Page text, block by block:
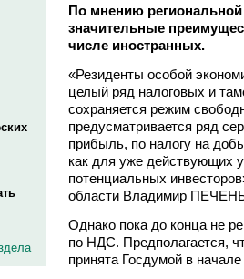
По мнению
значительные
числе иностранных.
«Резиденты особой
целый ряд налоговых и
сохраняется режим
предусматривается ряд
прибыль, по налогу на
как для уже действующих
потенциальных
области Владимир
Однако пока до конца не
по НДС. Предполагается,
принята Госдумой в начале